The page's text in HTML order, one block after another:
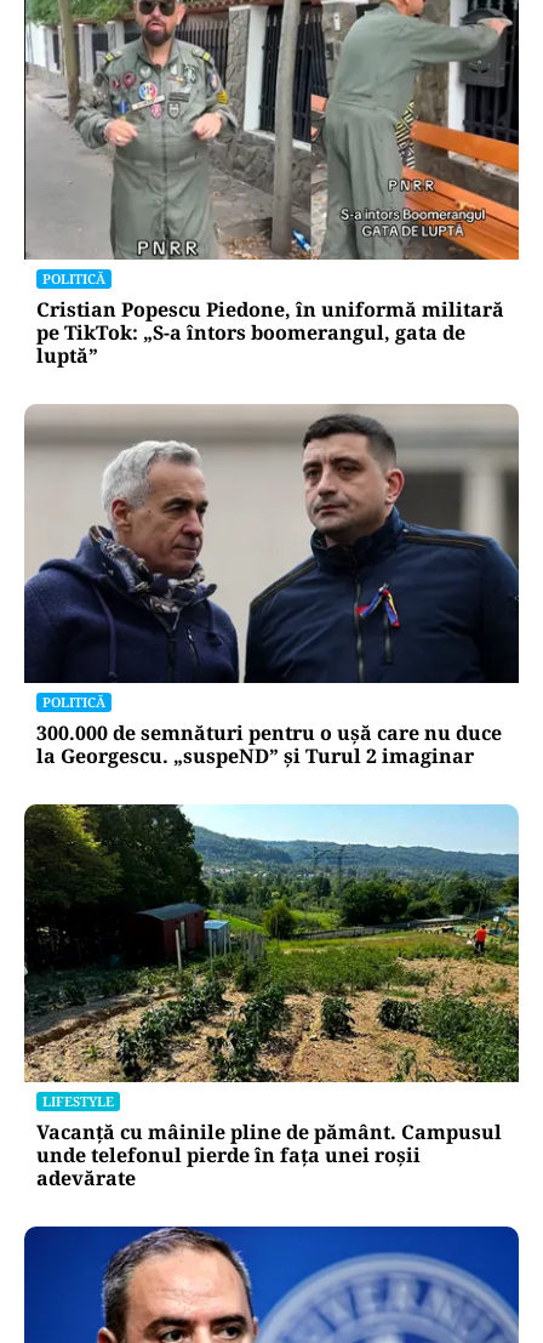
POLITICĂ
Cristian Popescu Piedone, în uniformă militară
pe TikTok: „S-a întors boomerangul, gata de
luptă”
POLITICĂ
300.000 de semnături pentru o ușă care nu duce
la Georgescu. „suspeND” și Turul 2 imaginar
LIFESTYLE
Vacanță cu mâinile pline de pământ. Campusul
unde telefonul pierde în fața unei roșii
adevărate